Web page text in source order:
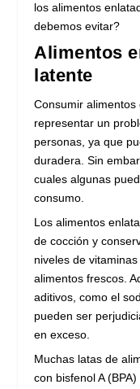
los alimentos
debemos evitar?
Alimentos
latente
Consumir
representar un
personas, ya que
duradera. Sin
cuales algunas
consumo.
Los alimentos
de cocción y
niveles de
alimentos frescos.
aditivos, como el
pueden ser
en exceso.
Muchas latas de
con bisfenol A